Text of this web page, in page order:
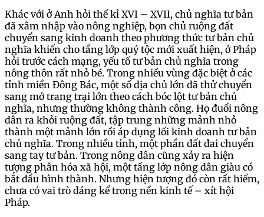
Khác với ở Anh hỏi thế kỉ XVI – XVII, chủ nghĩa tư bản
đã xâm nhập vào nông nghiệp, bọn chủ ruộng đất
chuyển sang kinh doanh theo phương thức tư bản chủ
nghĩa khiến cho tầng lớp quý tộc mới xuất hiện, ở Pháp
hỏi trước cách mạng, yếu tố tư bản chủ nghĩa trong
nông thôn rất nhỏ bé. Trong nhiều vùng đặc biệt ở các
tỉnh miền Đông Bác, một số địa chủ lớn đã thử chuyển
sang mở trang trại lớn theo cách bóc lột tư bản chủ
nghĩa, nhưng thường không thành công. Họ đuổi nông
dân ra khỏi ruộng đất, tập trung những mảnh nhỏ
thành một mảnh lớn rồi áp dụng lối kinh doanh tư bản
chủ nghĩa. Trong nhiều tỉnh, một phần đất đai chuyển
sang tay tư bản. Trong nông dân cũng xảy ra hiện
tượng phân hóa xã hội, một tầng lớp nông dân giàu có
bắt đầu hình thành. Nhưng hiện tượng đó còn rất hiếm,
chưa có vai trò đáng kể trong nền kinh tế – xít hội
Pháp.